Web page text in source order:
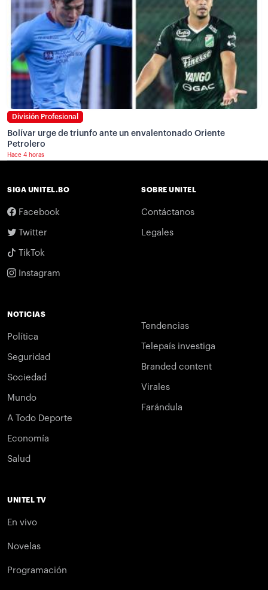
División Profesional
Bolívar urge de triunfo ante un envalentonado Oriente
Petrolero
Hace 4 horas
SIGA UNITEL.BO
Facebook
Twitter
TikTok
Instagram
SOBRE UNITEL
Contáctanos
Legales
NOTICIAS
Política
Seguridad
Sociedad
Mundo
A Todo Deporte
Economía
Salud
Tendencias
Telepaís investiga
Branded content
Virales
Farándula
UNITEL TV
En vivo
Novelas
Programación